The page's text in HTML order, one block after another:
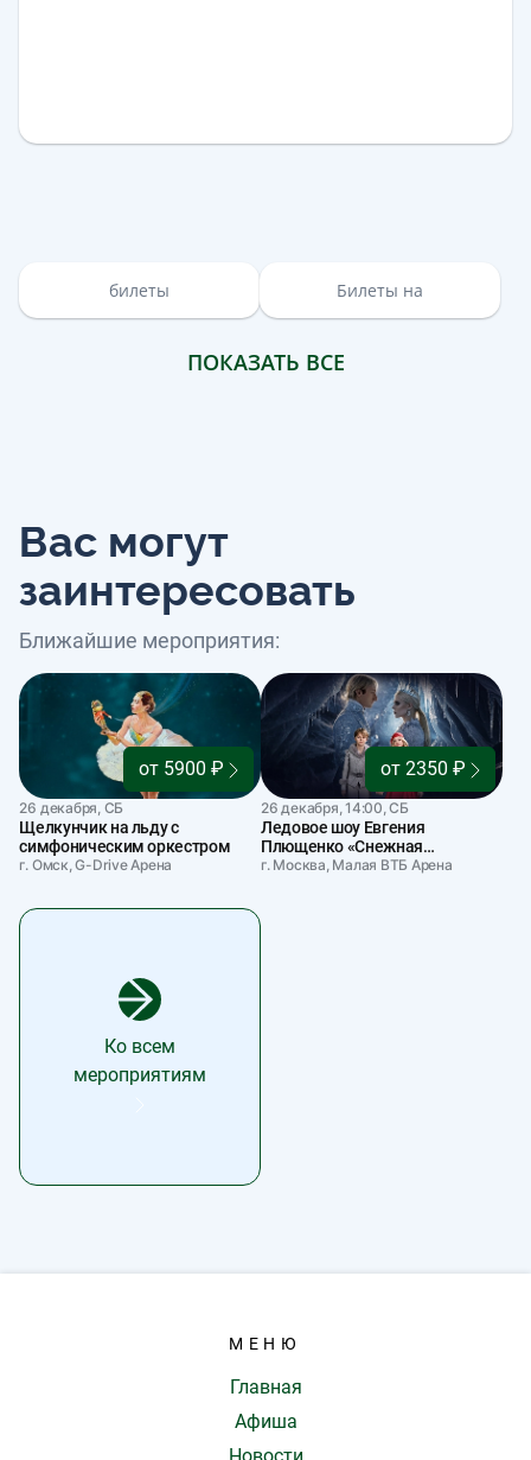
билеты Билеты на
ПОКАЗАТЬ ВСЕ
Вас могут
заинтересовать
Ближайшие мероприятия:
от 5900 ₽
26 декабря, СБ
Щелкунчик на льду с
симфоническим оркестром
г. Омск, G-Drive Арена
от 2350 ₽
26 декабря, 14:00, СБ
Ледовое шоу Евгения
Плющенко «Снежная
королева»
г. Москва, Малая ВТБ Арена
Ко всем
мероприятиям
МЕНЮ
Главная
Афиша